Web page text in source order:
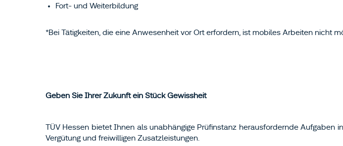
Fort- und Weiterbildung
*Bei Tätigkeiten, die eine Anwesenheit vor Ort erfordern, ist mobiles Arbeiten nicht
Geben Sie Ihrer Zukunft ein Stück Gewissheit
TÜV Hessen bietet Ihnen als unabhängige Prüfinstanz herausfordernde Aufgaben
Vergütung und freiwilligen Zusatzleistungen.